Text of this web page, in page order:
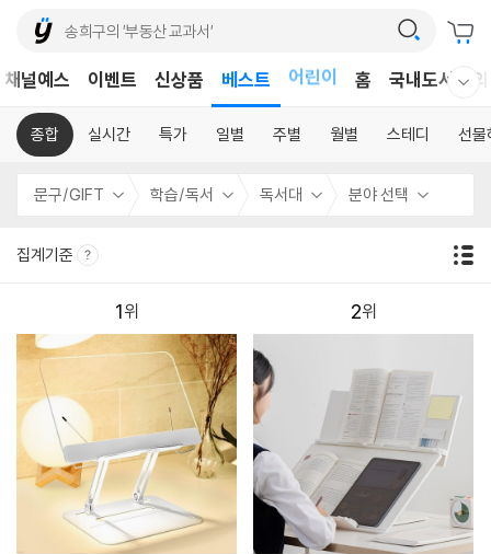
채널예스 이벤트 신상품 베스트
독후감
홈 국내도서
종합 실시간 특가 일별 주별 월별 스테디 선물
문구/GIFT 학습/독서 독서대 분야 선택
집계기준
1 2